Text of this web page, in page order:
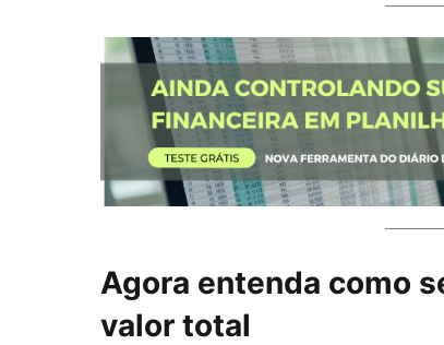
Agora entenda como
valor total